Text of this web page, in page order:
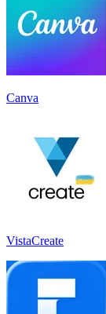
Canva
VistaCreate